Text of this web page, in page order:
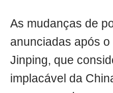
As mudanças de
anunciadas após
Jinping, que
implacável da